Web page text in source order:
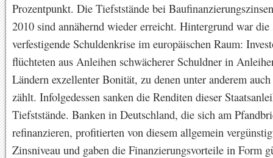
Prozentpunkt. Die Tiefststände bei
2010 sind annähernd wieder erreicht. Hintergrund war die
verfestigende Schuldenkrise im europäischen Raum:
flüchteten aus Anleihen schwächerer Schuldner in
Ländern exzellenter Bonität, zu denen unter anderem
zählt. Infolgedessen sanken die Renditen dieser
Tiefststände. Banken in Deutschland, die sich am
refinanzieren, profitierten von diesem allgemein
Zinsniveau und gaben die Finanzierungsvorteile in Form